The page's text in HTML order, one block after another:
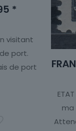
*
visitant
port.
de port
ma